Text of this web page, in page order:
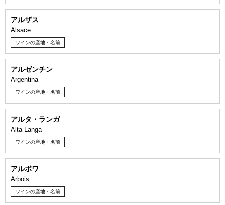
アルザス
Alsace
ワインの産地・名前
アルゼンチン
Argentina
ワインの産地・名前
アルタ・ランガ
Alta Langa
ワインの産地・名前
アルボワ
Arbois
ワインの産地・名前